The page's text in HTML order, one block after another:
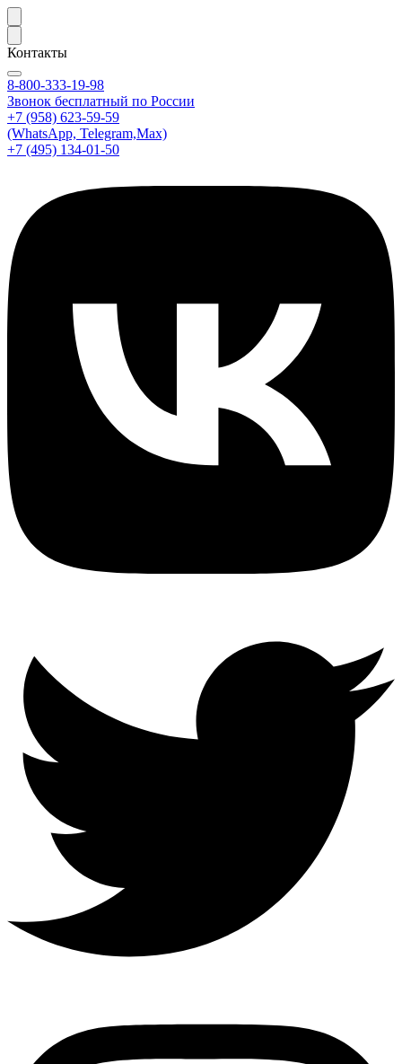
Контакты
8-800-333-19-98
Звонок бесплатный по России
+7 (958) 623-59-59
(WhatsApp, Telegram,Max)
+7 (495) 134-01-50